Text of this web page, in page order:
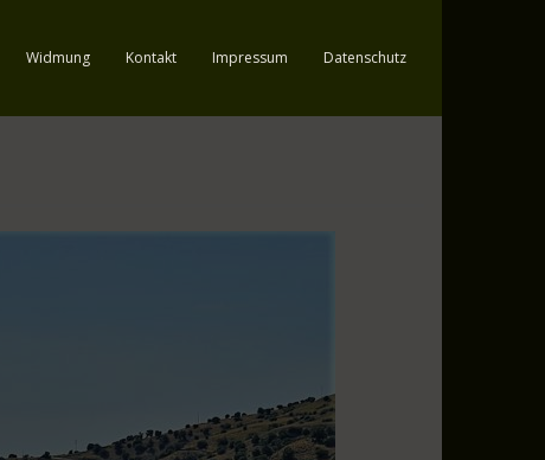
Widmung Kontakt Impressum Datenschutz